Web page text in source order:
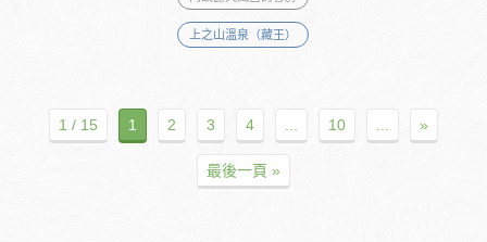
上之山溫泉（藏王）
1 / 15 1 2 3 4 10 »
最後一頁 »